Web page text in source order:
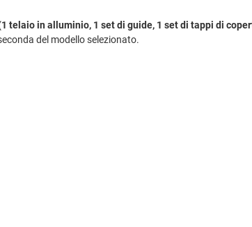
telaio in alluminio, 1 set di guide, 1 set di tappi di
del modello selezionato.